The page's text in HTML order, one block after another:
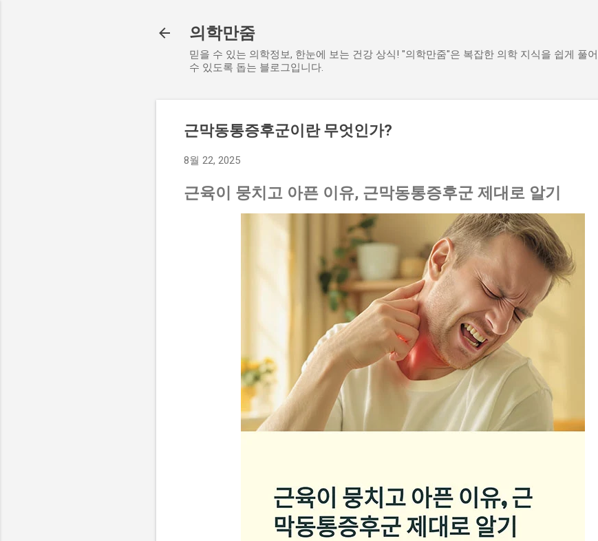
의학만줌
믿을 수 있는 의학정보, 한눈에 보는 건강 상식! "의학만줌"은 복잡한 의학 지식을 쉽게 풀
수 있도록 돕는 블로그입니다.
근막동통증후군이란 무엇인가?
8월 22, 2025
근육이 뭉치고 아픈 이유, 근막동통증후군 제대로 알기